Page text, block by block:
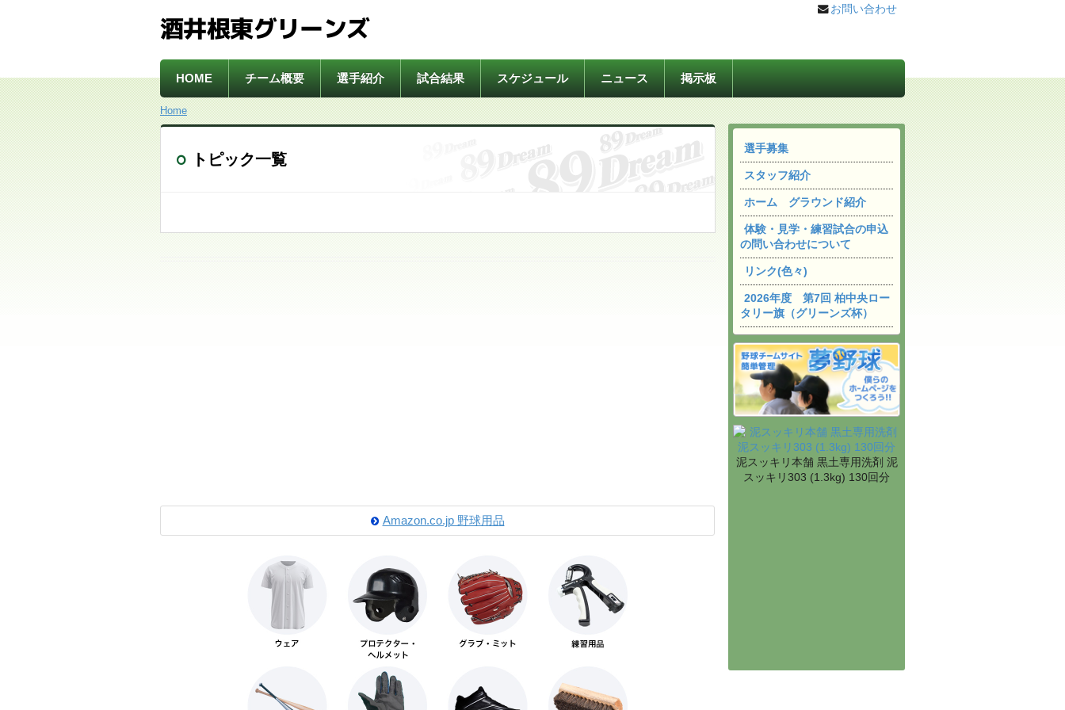
酒井根東グリーンズ
お問い合わせ
HOME チーム概要 選手紹介 試合結果 スケジュール ニュース 掲示板
選手募集
スタッフ紹介
ホーム グラウンド紹介
体験・見学・練習試合の申込
の問い合わせについて
リンク(色々)
2026年度 第7回 柏中央ロー
タリー旗（グリーンズ杯）
泥スッキリ本舗 黒土専用洗剤 泥
スッキリ303 (1.3kg) 130回分
Home
トピック一覧
Amazon.co.jp 野球用品